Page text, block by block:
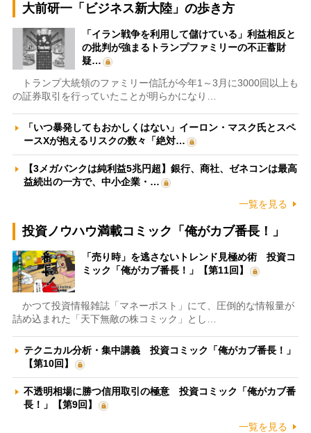
大前研一「ビジネス新大陸」の歩き方
「イラン戦争を利用して儲けている」利益相反と
の批判が強まるトランプファミリーの不正蓄財
疑…
トランプ大統領のファミリー信託が今年1～3月に3000回以上も
の証券取引を行っていたことが明らかになり…
「いつ暴発してもおかしくはない」イーロン・マスク氏とスペ
ースXが抱えるリスクの数々「絶対…
【3メガバンクは純利益5兆円超】銀行、商社、ゼネコンは最高
益続出の一方で、中小企業・…
一覧を見る
投資ノウハウ満載コミック「俺がカブ番長！」
「売り時」を逃さないトレンド見極め術 投資コ
ミック「俺がカブ番長！」【第11回】
かつて投資情報雑誌「マネーポスト」にて、圧倒的な情報量が
詰め込まれた「天下無敵の株コミック」とし…
テクニカル分析・集中講義 投資コミック「俺がカブ番長！」
【第10回】
不透明相場に勝つ信用取引の極意 投資コミック「俺がカブ番
長！」【第9回】
一覧を見る